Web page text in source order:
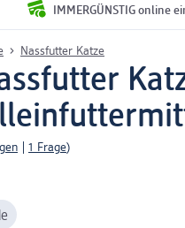
IMMERGÜNSTIG online
Nassfutter Katze
1 Frage)